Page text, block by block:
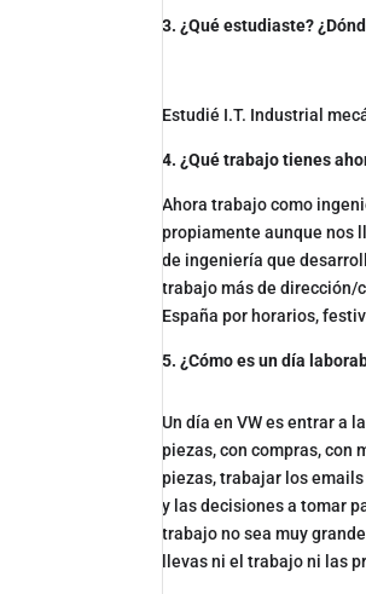
3. ¿Qué estudiaste?
Estudié I.T. Industrial
4. ¿Qué trabajo tienes
Ahora trabajo como
propiamente aunque nos
de ingeniería que
trabajo más de dirección/
España por horarios,
5. ¿Cómo es un día
Un día en VW es entrar a
piezas, con compras, con
piezas, trabajar los
y las decisiones a tomar
trabajo no sea muy
llevas ni el trabajo ni las